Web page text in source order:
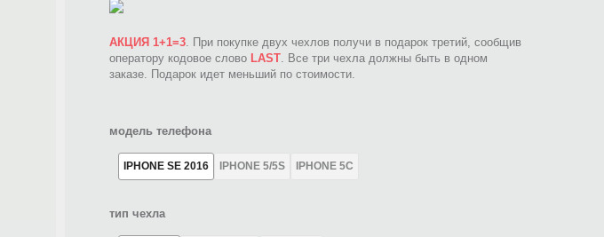
АКЦИЯ 1+1=3. При покупке двух чехлов получи в подарок третий, сообщив
оператору кодовое слово LAST. Все три чехла должны быть в одном
заказе. Подарок идет меньший по стоимости.
модель телефона
IPHONE SE 2016 IPHONE 5/5S IPHONE 5C
тип чехла